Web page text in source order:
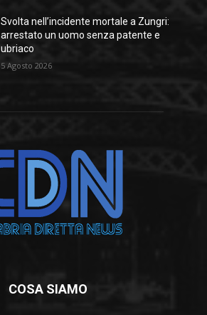
Svolta nell’incidente mortale a Zungri:
arrestato un uomo senza patente e
ubriaco
5 Agosto 2026
COSA SIAMO